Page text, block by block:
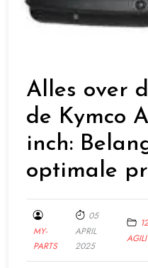
Alles over
de Kymco
inch:
optimale
MY-
PARTS
05
APRIL
2025